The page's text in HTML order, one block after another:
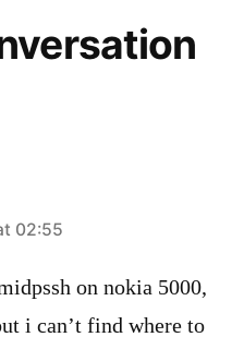
02:55
on nokia 5000,
i can’t find where to